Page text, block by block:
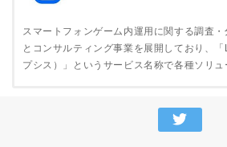
スマートフォンゲーム内運用に関する調査
とコンサルティング事業を展開しており、
プシス）」というサービス名称で各種ソリュ